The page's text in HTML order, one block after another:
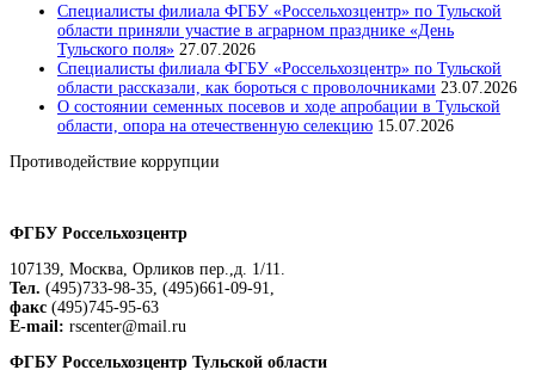
Специалисты филиала ФГБУ «Россельхозцентр» по Тульской
области приняли участие в аграрном празднике «День
Тульского поля» 27.07.2026
Специалисты филиала ФГБУ «Россельхозцентр» по Тульской
области рассказали, как бороться с проволочниками 23.07.2026
О состоянии семенных посевов и ходе апробации в Тульской
области, опора на отечественную селекцию 15.07.2026
Противодействие коррупции
ФГБУ Россельхозцентр
107139, Москва, Орликов пер.,д. 1/11.
Тел. (495)733-98-35, (495)661-09-91,
факс (495)745-95-63
E-mail: rscenter@mail.ru
ФГБУ Россельхозцентр Тульской области